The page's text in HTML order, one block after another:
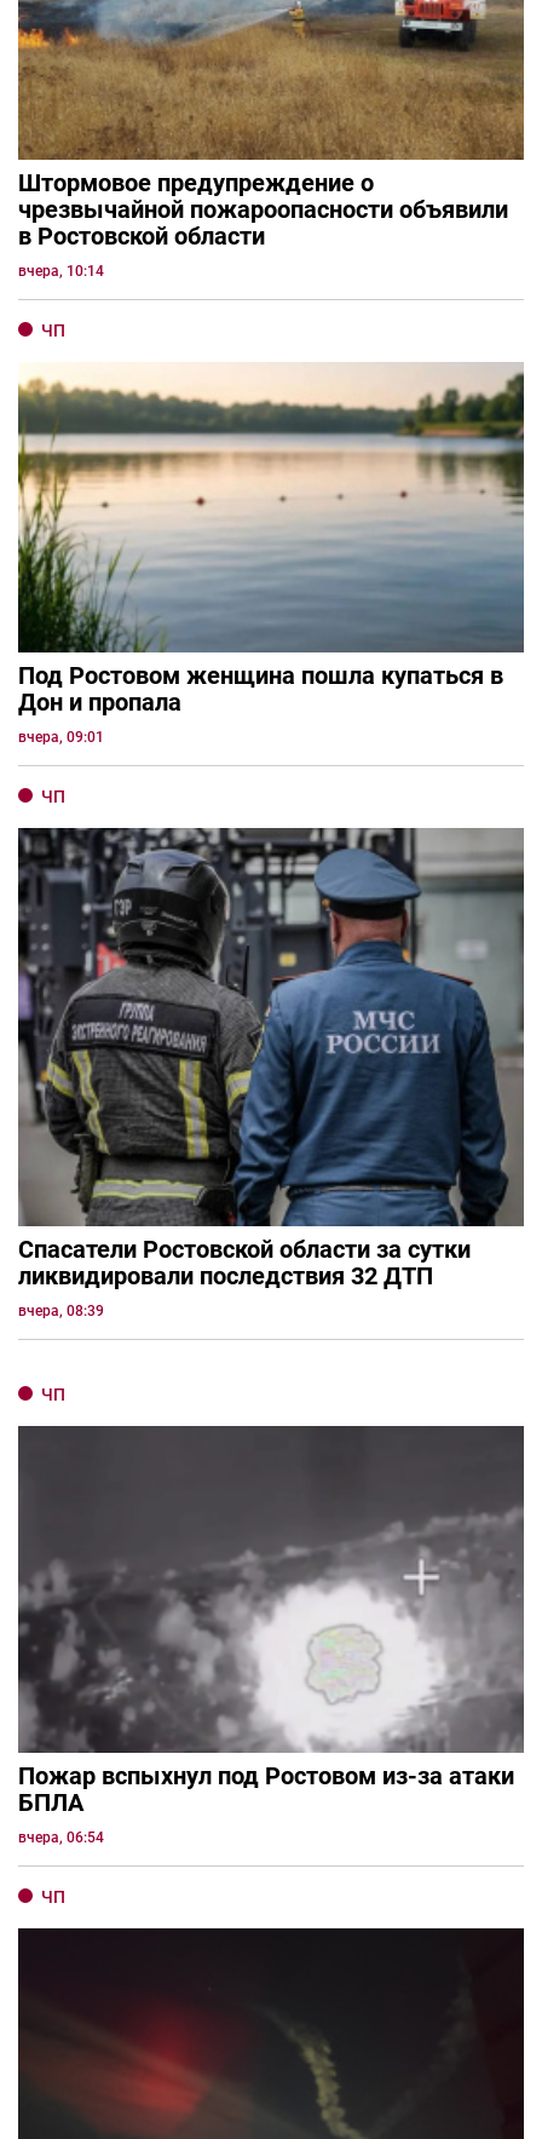
Штормовое предупреждение о
чрезвычайной пожароопасности объявили
в Ростовской области
вчера, 10:14
ЧП
Под Ростовом женщина пошла купаться в
Дон и пропала
вчера, 09:01
ЧП
Спасатели Ростовской области за сутки
ликвидировали последствия 32 ДТП
вчера, 08:39
ЧП
Пожар вспыхнул под Ростовом из-за атаки
БПЛА
вчера, 06:54
ЧП